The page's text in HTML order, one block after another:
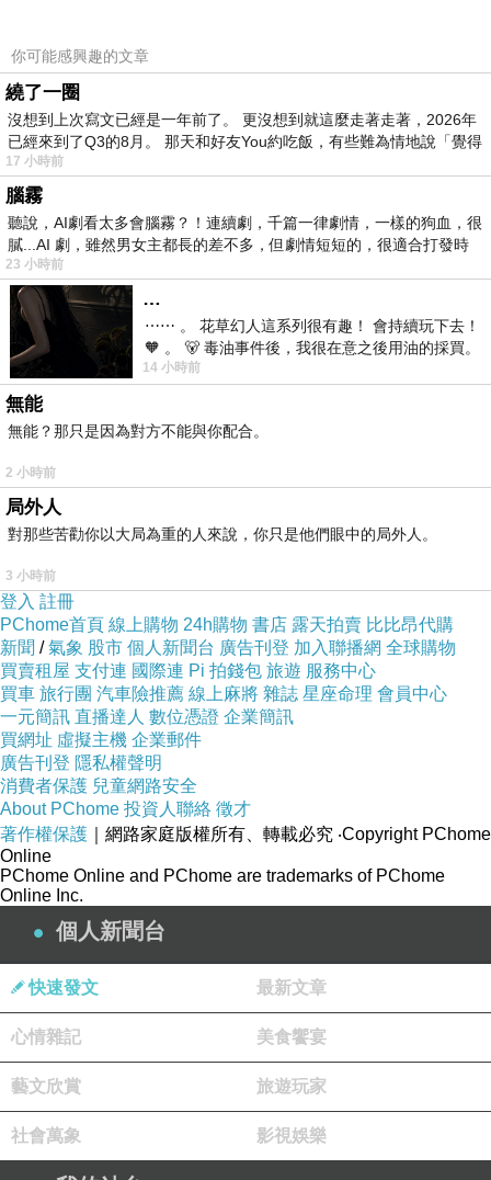
來製造痛苦。系統一旦錯把介面當中心，就會啟動大量自
我維護程序，例如防衛、比較、合理化、受害感與身份焦
慮。這些程式會持續消耗心力，使整個系統越來越僵硬。
不過，將無我完全等同於「無主體運算」也有其限制。因
為佛法討論的是痛苦如何停止。若只停留在運算層面，容
易把無我理解成純粹的信息處理模型，忽略了佛法對執
取、渴愛與解脫的重點。佛法是為了指出對主體的執著，
會令整個心智系統圍繞一個錯誤中心運行。這個錯誤是結
構上會直接帶來反覆耗損。無我作為修行洞察，力量在於
鬆開這個中心，使感受回到感受，念頭回到念頭，反應回
到條件鏈，而不再層層上升為「我怎樣了」。
若從這個角度看，「無主體運算」可以作為無我的現代譯
法之一，但更適合用來描述佛法的結構含義。它說明系統
如何無需一個實體中心仍能運行，卻未完全涵蓋無我在修
行上的穿透力。無我的關鍵是實際看見原來心智大部分痛
苦都來自對這個主體的過度保護與持續維穩。當這一點被
看見，系統才會真正鬆動。所以，較精確的說法或許是：
無我包含「無主體運算」的結構，但又超出它。前者解釋
心智如何運作，後者進一步指出當心不再把這套運作誤認
成一個不可侵犯的中心，解脫才開始成為可能。無我取消
經驗背後那個被神化的中心。當中心感退回為暫時介面，
系統便能從高耗損的自我維持模式，轉向較開放、較透
明、較低執著的運作狀態。這一步才是佛法真正關心的問
題。
上一篇： 自我是否一個錯誤的系統預設？
下一篇：人格如何作為一種「壓縮模型」存在？
你可能感興趣的文章
繞了一圈
沒想到上次寫文已經是一年前了。 更沒想到就這麼走著走著，2026年
已經來到了Q3的8月。 那天和好友You約吃飯，有些難為情地說「覺得
17 小時前
腦霧
聽說，AI劇看太多會腦霧？！連續劇，千篇一律劇情，一樣的狗血，很
膩...AI 劇，雖然男女主都長的差不多，但劇情短短的，很適合打發時
23 小時前
…
⋯⋯ 。 花草幻人這系列很有趣！ 會持續玩下去！
🧡 。 🐻 毒油事件後，我很在意之後用油的採買。
前天購買了我之前就很愛
14 小時前
無能
無能？那只是因為對方不能與你配合。
2 小時前
局外人
對那些苦勸你以大局為重的人來說，你只是他們眼中的局外人。
3 小時前
登入 註冊
PChome首頁 線上購物 24h購物 書店 露天拍賣 比比昂代購
新聞 /氣象 股市 個人新聞台 廣告刊登 加入聯播網 全球購物
買賣租屋 支付連 國際連 Pi 拍錢包 旅遊 服務中心
買車 旅行團 汽車險推薦 線上麻將 雜誌 星座命理 會員中心
一元簡訊 直播達人 數位憑證 企業簡訊
買網址 虛擬主機 企業郵件
廣告刊登 隱私權聲明
消費者保護 兒童網路安全
About PChome 投資人聯絡 徵才
著作權保護 ｜網路家庭版權所有、轉載必究 ‧Copyright PChome
Online
PChome Online and PChome are trademarks of PChome
Online Inc.
個人新聞台
快速發文 最新文章
心情雜記 美食饗宴
藝文欣賞 旅遊玩家
社會萬象 影視娛樂